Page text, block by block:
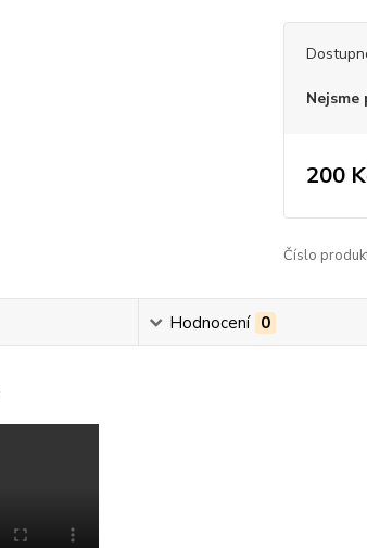
Nejsme
200
Číslo
Hodnocení 0